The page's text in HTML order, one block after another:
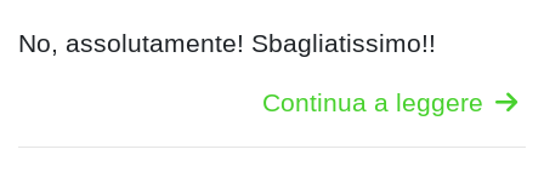
No, assolutamente! Sbagliatissimo!!
Continua a leggere